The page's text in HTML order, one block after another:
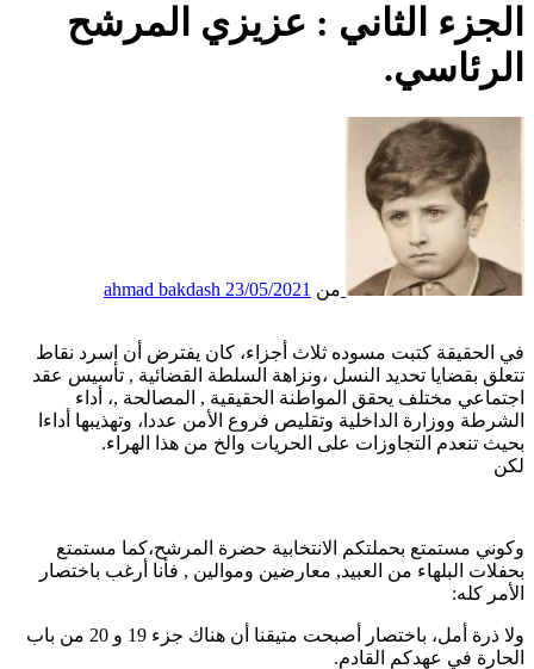
الجزء الثاني : عزيزي المرشح
الرئاسي.
من ahmad bakdash 23/05/2021
في الحقيقة كتبت مسوده ثلاث أجزاء، كان يفترض أن اسرد نقاط
تتعلق بقضايا تحديد النسل ،ونزاهة السلطة القضائية , تأسيس عقد
اجتماعي مختلف يحقق المواطنة الحقيقية , المصالحة ,، أداء
الشرطة ووزارة الداخلية وتقليص فروع الأمن عددا، وتهذيبها أداءا
بحيث تنعدم التجاوزات على الحريات والخ من هذا الهراء.
لكن
وكوني مستمتع بحملتكم الانتخابية حضرة المرشح،كما مستمتع
بحفلات البلهاء من العبيد, معارضين وموالين , فأنا أرغب باختصار
الأمر كله:
ولا ذرة أمل، باختصار أصبحت متيقنا أن هناك جزء 19 و 20 من باب
الحارة في عهدكم القادم.